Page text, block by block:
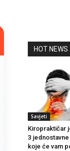
HOT NEWS
Savjeti
Kiropraktičar
3
koje će vam